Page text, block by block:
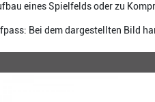
eines Spielfelds oder zu
Bei dem dargestellten Bild